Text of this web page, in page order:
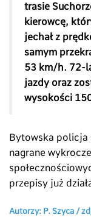
trasie
kierowcę,
jechał z
samym
53 km/h. 72-
jazdy oraz
wysokości
Bytowska policja
nagrane
przepisy już
Autorzy: P. Szyca /